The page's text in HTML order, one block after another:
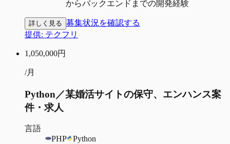
からバックエンドまでの開発経験
詳しく見る 募集状況を確認する
提供: テクフリ
1,050,000円
/月
Python／某婚活サイトの保守、エンハンス案
件・求人
言語
PHP
Python